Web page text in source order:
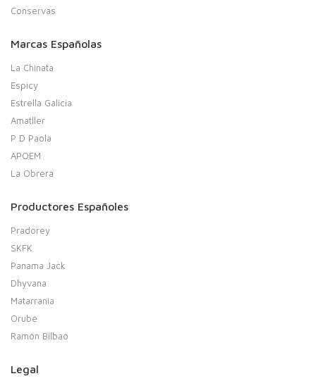
Conservas
Marcas Españolas
La Chinata
Espicy
Estrella Galicia
Amatller
P D Paola
APOEM
La Obrera
Productores Españoles
Pradorey
SKFK
Panama Jack
Dhyvana
Matarrania
Orube
Ramón Bilbao
Legal